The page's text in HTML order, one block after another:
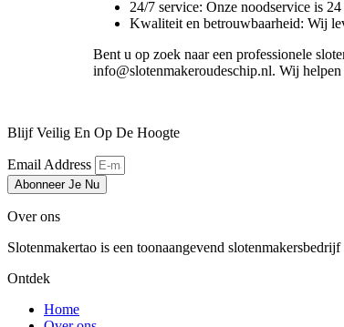
24/7 service: Onze noodservice is
Kwaliteit en betrouwbaarheid: Wij
Bent u op zoek naar een professionele
info@slotenmakeroudeschip.nl. Wij helpen
Blijf Veilig En Op De Hoogte
Email Address
Abonneer Je Nu
Over ons
Slotenmakertao is een toonaangevend
Ontdek
Home